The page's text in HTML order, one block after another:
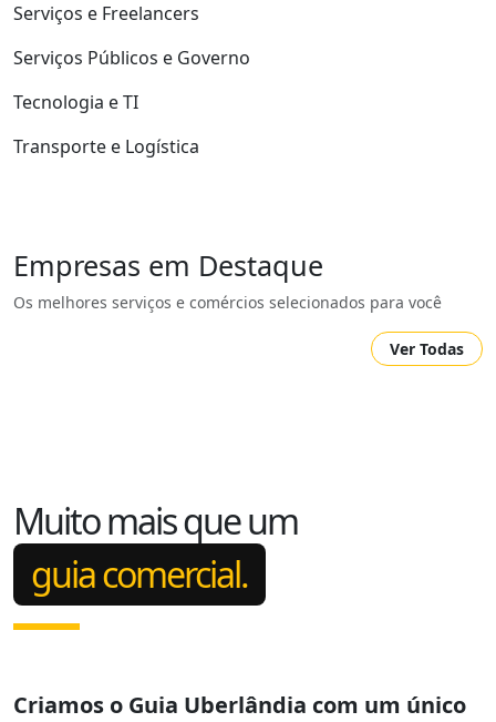
Serviços e Freelancers
Serviços Públicos e Governo
Tecnologia e TI
Transporte e Logística
Empresas em Destaque
Os melhores serviços e comércios selecionados para você
Ver Todas
Muito mais que um
guia comercial.
Criamos o Guia Uberlândia com um único